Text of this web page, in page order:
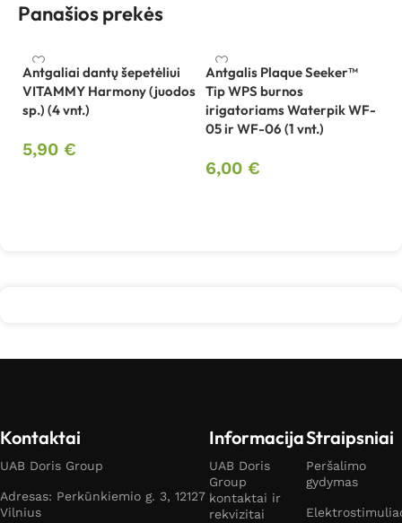
Panašios prekės
Antgaliai dantų šepetėliui
VITAMMY Harmony (juodos
sp.) (4 vnt.)
5,90 €
Antgalis Plaque Seeker™
Tip WPS burnos
irigatoriams Waterpik WF-
05 ir WF-06 (1 vnt.)
6,00 €
Kontaktai
UAB Doris Group
Adresas: Perkūnkiemio g. 3, 12127
Vilnius
Informacija
UAB Doris
Group
kontaktai ir
rekvizitai
Straipsniai
Peršalimo
gydymas